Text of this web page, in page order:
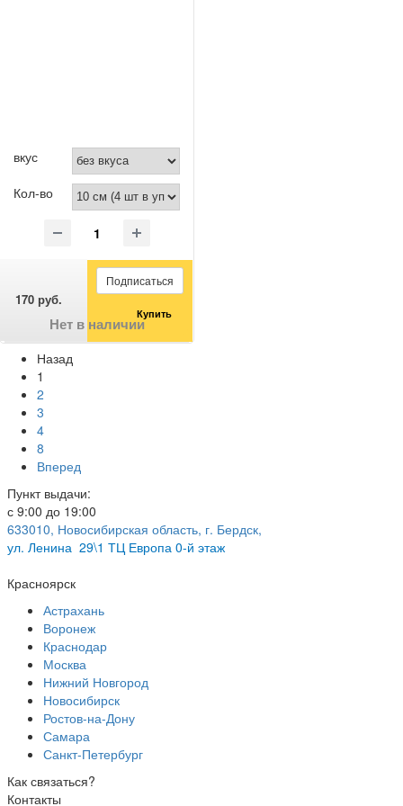
вкус
Кол-во
170 руб.
Подписаться
Купить
Нет в наличии
Назад
1
2
3
4
8
Вперед
Пункт выдачи:
с 9:00 до 19:00
633010, Новосибирская область, г. Бердск,
ул. Ленина 29\1 ТЦ Европа 0-й этаж
Красноярск
Астрахань
Воронеж
Краснодар
Москва
Нижний Новгород
Новосибирск
Ростов-на-Дону
Самара
Санкт-Петербург
Как связаться?
Контакты